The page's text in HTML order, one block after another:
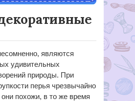
являются
удивительных
природы. При
перья чрезвычайно
похожи, в то же время